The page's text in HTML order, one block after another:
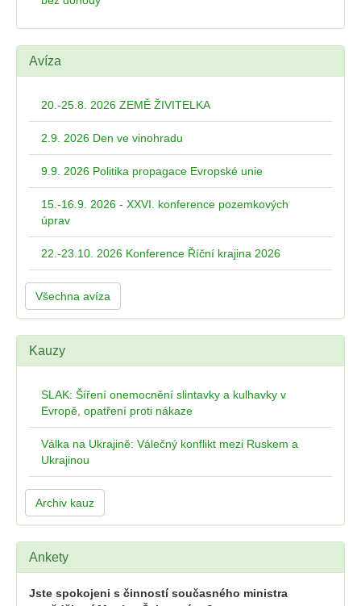
Avíza
20.-25.8. 2026 ZEMĚ ŽIVITELKA
2.9. 2026 Den ve vinohradu
9.9. 2026 Politika propagace Evropské unie
15.-16.9. 2026 - XXVI. konference pozemkových
úprav
22.-23.10. 2026 Konference Říční krajina 2026
Všechna avíza
Kauzy
SLAK: Šíření onemocnění slintavky a kulhavky v
Evropě, opatření proti nákaze
Válka na Ukrajině: Válečný konflikt mezi Ruskem a
Ukrajinou
Archiv kauz
Ankety
Jste spokojeni s činností současného ministra